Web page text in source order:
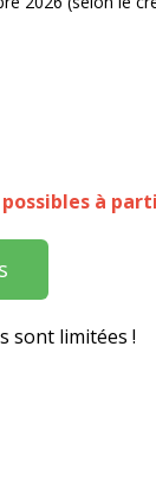
à
sont limitées !